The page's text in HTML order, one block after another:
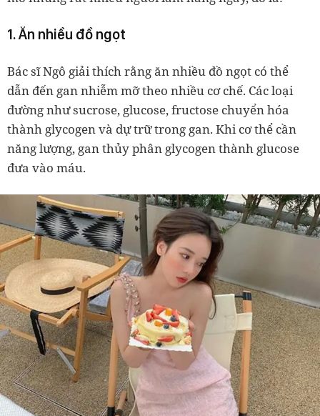
1. Ăn nhiều đồ ngọt
Bác sĩ Ngô giải thích rằng ăn nhiều đồ ngọt có thể
dẫn đến gan nhiễm mỡ theo nhiều cơ chế. Các loại
đường như sucrose, glucose, fructose chuyển hóa
thành glycogen và dự trữ trong gan. Khi cơ thể cần
năng lượng, gan thủy phân glycogen thành glucose
đưa vào máu.